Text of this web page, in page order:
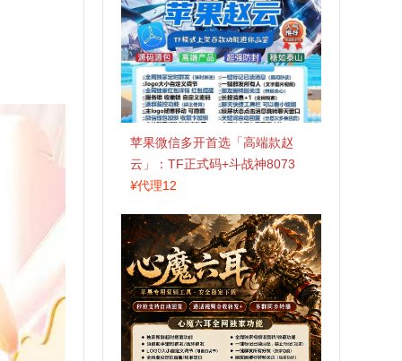
苹果微信多开首选「高端款赵
云」：TF正式码+斗战神8073
包，7天退换认准拍拍卡激活码
¥代理12